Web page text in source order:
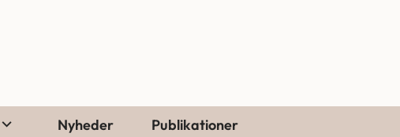
Nyheder Publikationer